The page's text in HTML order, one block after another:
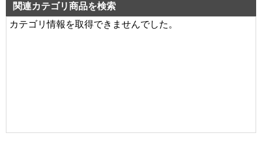
関連カテゴリ商品を検索
カテゴリ情報を取得できませんでした。